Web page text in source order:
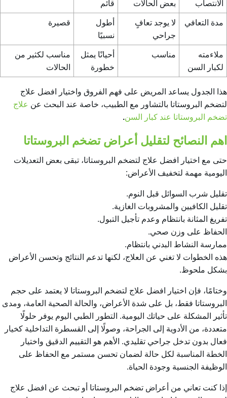
الانتصاب
بعض الحالات
قائم
مدة التعافي
لا يوجد تعافٍ
جراحي
أطول
نسبيًا
قصيرة
ملاءمته
لكبار السن
مناسب
أحيانًا يمثل
خطورة
مناسب لكثير من
الحالات
هذا الجدول يساعد المريض على فهم الفروق واختيار افضل علاج
لتضخم البروستاتا بالتشاور مع الطبيب، خاصة عند البحث عن علاج
تضخم البروستاتا عند كبار السن.
اهم النصائح لتقليل أعراض تضخم البروستاتا
حتى مع اختيار افضل علاج لتضخم البروستاتا، تبقى بعض التعديلات
اليومية مهمة لتخفيف الأعراض:
تقليل شرب السوائل قبل النوم.
تقليل الكافيين والمشروبات الغازية.
تفريغ المثانة بانتظام وعدم تأجيل التبول.
الحفاظ على وزن صحي.
ممارسة النشاط البدني بانتظام.
هذه الخطوات لا تغني عن العلاج، لكنها تدعم النتائج وتحسن الأعراض
بشكل ملحوظ.
وختامًا، فإن اختيار افضل علاج لتضخم البروستاتا لا يعتمد على حجم
البروستاتا فقط، بل على شدة الأعراض، والحالة الصحية العامة، ومدى
تأثير المشكلة على حياتك اليومية. التطور الطبي اليوم يوفر حلولًا
متعددة، من الأدوية إلى الجراحة، وصولًا إلى القسطرة التداخلية كخيار
فعال بدون تدخل جراحي تقليدي. الأهم هو التقييم الدقيق واختيار
الخطة المناسبة لكل حالة لضمان تحسن مستمر مع الحفاظ على
الوظيفة الجنسية وجودة الحياة.
إذا كنت تعاني من أعراض تضخم البروستاتا أو تبحث عن افضل علاج